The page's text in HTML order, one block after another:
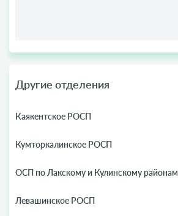
Другие отделения
Каякентское РОСП
Кумторкалинское РОСП
ОСП по Лакскому и Кулинскому районам
Левашинское РОСП